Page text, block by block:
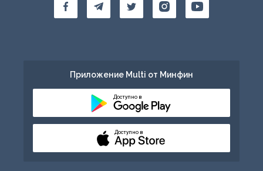
Приложение Multi от Минфин
Доступно в
Доступно в